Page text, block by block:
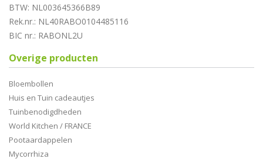
BTW: NL003645366B89
Rek.nr.: NL40RABO0104485116
BIC nr.: RABONL2U
Overige producten
Bloembollen
Huis en Tuin cadeautjes
Tuinbenodigdheden
World Kitchen / FRANCE
Pootaardappelen
Mycorrhiza